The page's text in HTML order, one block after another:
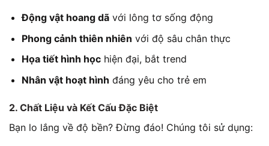
Động vật hoang dãvới lông tơ sống động
Phong cảnh thiên nhiên với độ sâu chân thực
Họa tiết hình họchiện đại, bắt trend
Nhân vật hoạt hình đáng yêu cho trẻ em
2. Chất Liệu và Kết Cấu Đặc Biệt
Bạn lo lắng về độ bền? Đừng đáo! Chúng tôi sử dụng: